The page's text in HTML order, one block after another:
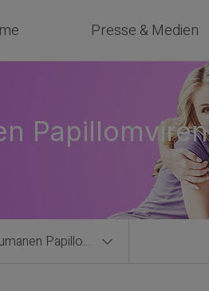
Presse & Medien
Papillomviren
Infektionen mit humanen Papillomviren